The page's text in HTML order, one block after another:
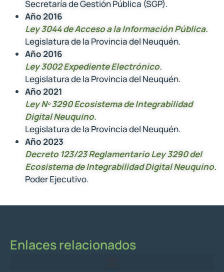
Secretaría de Gestión Pública (SGP).
Año 2016
Ley 3044 de Acceso a la Información Pública.
Legislatura de la Provincia del Neuquén.
Año 2016
Ley 3002 Expediente Electrónico.
Legislatura de la Provincia del Neuquén.
Año 2021
Ley Nº 3290 Ecosistema de Integrabilidad
Digital Neuquino.
Legislatura de la Provincia del Neuquén.
Año 2023
Decreto 123/23 Reglamentario Ley 3290 del
Ecosistema de Integrabilidad Digital Neuquino.
Poder Ejecutivo.
Enlaces relacionados